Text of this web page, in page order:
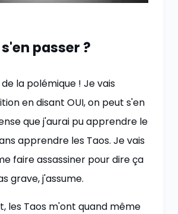
passer ?
la polémique ! Je vais
en disant OUI, on peut s'en
que j'aurai pu apprendre le
apprendre les Taos. Je vais
faire assassiner pour dire ça
grave, j'assume.
les Taos m'ont quand même